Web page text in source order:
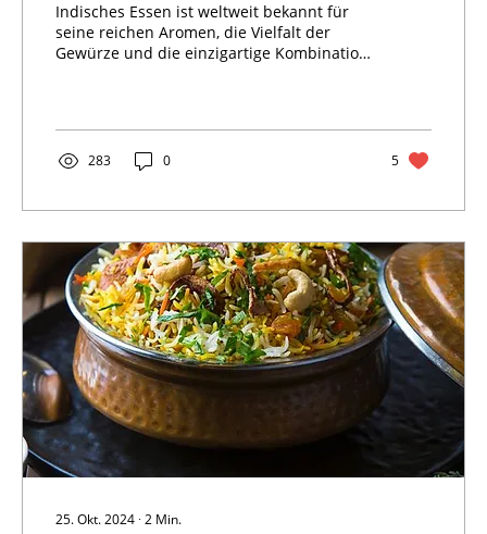
Indisches Essen ist weltweit bekannt für
seine reichen Aromen, die Vielfalt der
Gewürze und die einzigartige Kombination
283 0 5
25. Okt. 2024 ∙ 2 Min.